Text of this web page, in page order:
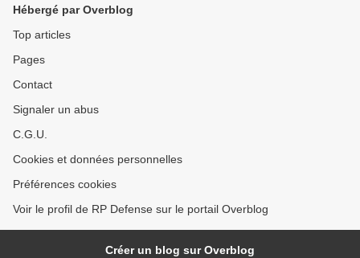
Hébergé par Overblog
Top articles
Pages
Contact
Signaler un abus
C.G.U.
Cookies et données personnelles
Préférences cookies
Voir le profil de RP Defense sur le portail Overblog
Créer un blog sur Overblog